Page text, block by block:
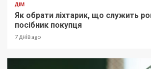
ДІМ
Як обрати ліхтарик, що служить
посібник покупця
7 днів ago